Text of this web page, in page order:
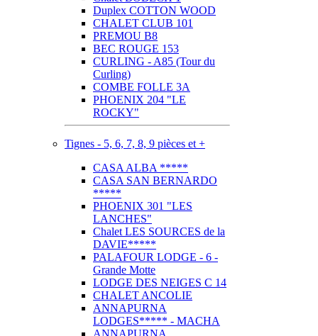
Duplex COTTON WOOD
CHALET CLUB 101
PREMOU B8
BEC ROUGE 153
CURLING - A85 (Tour du
Curling)
COMBE FOLLE 3A
PHOENIX 204 "LE
ROCKY"
Tignes - 5, 6, 7, 8, 9 pièces et +
CASA ALBA *****
CASA SAN BERNARDO
*****
PHOENIX 301 "LES
LANCHES"
Chalet LES SOURCES de la
DAVIE*****
PALAFOUR LODGE - 6 -
Grande Motte
LODGE DES NEIGES C 14
CHALET ANCOLIE
ANNAPURNA
LODGES***** - MACHA
ANNAPURNA